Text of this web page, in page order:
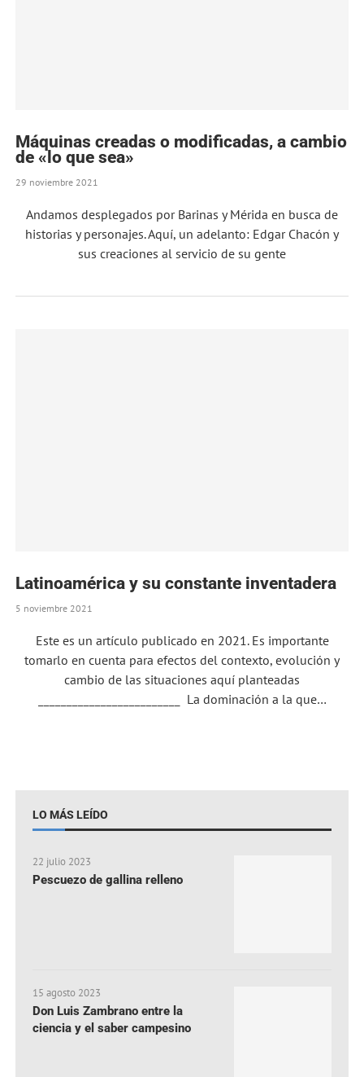
Máquinas creadas o modificadas, a cambio
de «lo que sea»
29 noviembre 2021
Andamos desplegados por Barinas y Mérida en busca de
historias y personajes. Aquí, un adelanto: Edgar Chacón y
sus creaciones al servicio de su gente
Latinoamérica y su constante inventadera
5 noviembre 2021
Este es un artículo publicado en 2021. Es importante
tomarlo en cuenta para efectos del contexto, evolución y
cambio de las situaciones aquí planteadas
_________________________ La dominación a la que…
LO MÁS LEÍDO
22 julio 2023
Pescuezo de gallina relleno
15 agosto 2023
Don Luis Zambrano entre la
ciencia y el saber campesino